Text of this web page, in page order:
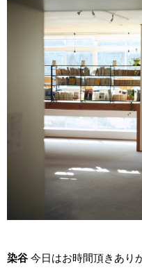
染谷 今日はお時間頂きあり